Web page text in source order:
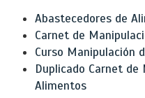
Abastecedores de
Carnet de
Curso Manipulación
Duplicado Carnet de
Alimentos